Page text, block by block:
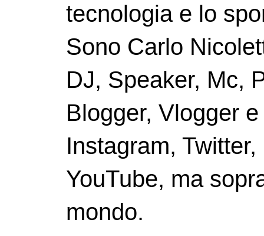
tecnologia e lo
Sono Carlo
DJ, Speaker, Mc,
Blogger, Vlogger
Instagram,
YouTube, ma
mondo.